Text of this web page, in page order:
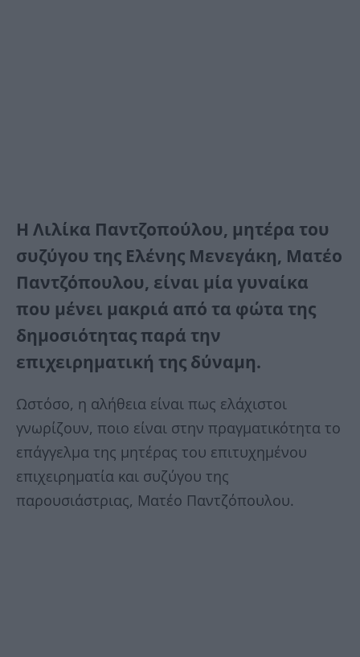
Η Λιλίκα Παντζοπούλου, μητέρα του
συζύγου της Ελένης Μενεγάκη, Ματέο
Παντζόπουλου, είναι μία γυναίκα
που μένει μακριά από τα φώτα της
δημοσιότητας παρά την
επιχειρηματική της δύναμη.
Ωστόσο, η αλήθεια είναι πως ελάχιστοι
γνωρίζουν, ποιο είναι στην πραγματικότητα το
επάγγελμα της μητέρας του επιτυχημένου
επιχειρηματία και συζύγου της
παρουσιάστριας, Ματέο Παντζόπουλου.